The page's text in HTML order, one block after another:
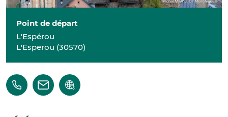
Point de départ
L'Espérou
L'Esperou (30570)